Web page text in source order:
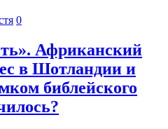
0
Африканский
в Шотландии и
библейского